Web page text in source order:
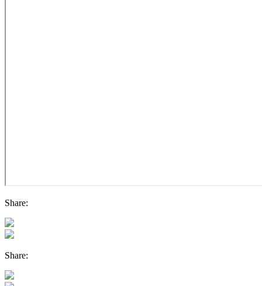
Share:
Share: